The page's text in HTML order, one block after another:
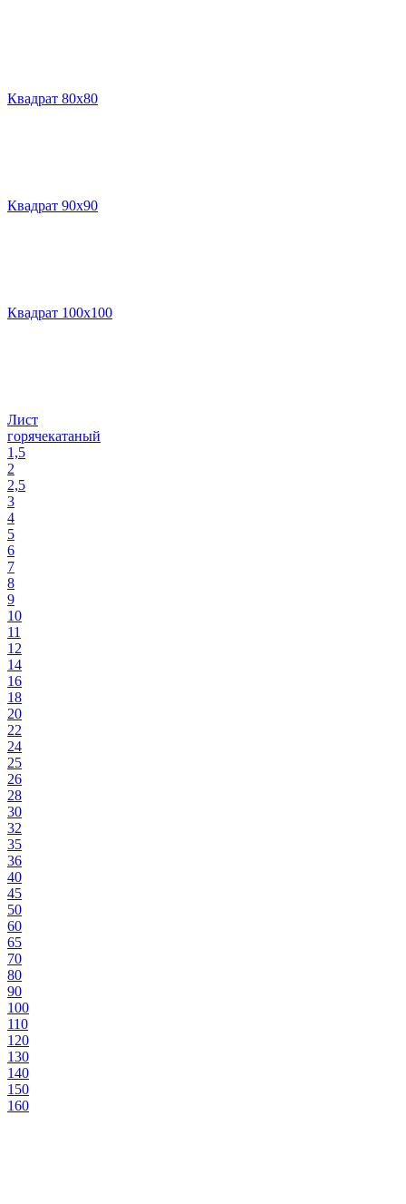
Квадрат 80х80
Квадрат 90х90
Квадрат 100х100
Лист
горячекатаный
1,5
2
2,5
3
4
5
6
7
8
9
10
11
12
14
16
18
20
22
24
25
26
28
30
32
35
36
40
45
50
60
65
70
80
90
100
110
120
130
140
150
160